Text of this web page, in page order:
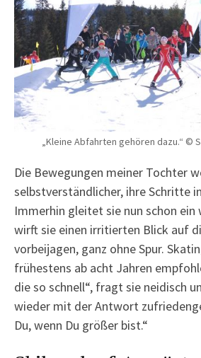
„Kleine Abfahrten gehören dazu.“ ©
Die Bewegungen meiner Tochter
selbstverständlicher, ihre Schritte
Immerhin gleitet sie nun schon ein
wirft sie einen irritierten Blick auf
vorbeijagen, ganz ohne Spur.
frühestens ab acht Jahren
die so schnell“, fragt sie neidisch
wieder mit der Antwort
Du, wenn Du größer bist.“